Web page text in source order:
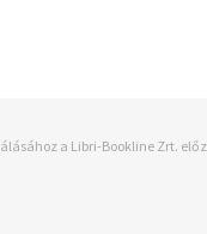
a Libri-Bookline Zrt.